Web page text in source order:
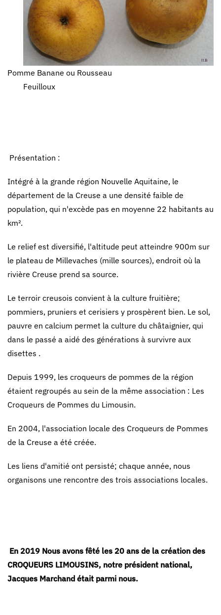
Pomme Banane ou Rousseau
Feuilloux
Présentation :
Intégré à la grande région Nouvelle Aquitaine, le
département de la Creuse a une densité faible de
population, qui n'excède pas en moyenne 22 habitants au
km².
Le relief est diversifié, l'altitude peut atteindre 900m sur
le plateau de Millevaches (mille sources), endroit où la
rivière Creuse prend sa source.
Le terroir creusois convient à la culture fruitière;
pommiers, pruniers et cerisiers y prospèrent bien. Le sol,
pauvre en calcium permet la culture du châtaignier, qui
dans le passé a aidé des générations à survivre aux
disettes .
Depuis 1999, les croqueurs de pommes de la région
étaient regroupés au sein de la même association : Les
Croqueurs de Pommes du Limousin.
En 2004, l'association locale des Croqueurs de Pommes
de la Creuse a été créée.
Les liens d'amitié ont persisté; chaque année, nous
organisons une rencontre des trois associations locales.
En 2019 Nous avons fêté les 20 ans de la création des
CROQUEURS LIMOUSINS, notre président national,
Jacques Marchand était parmi nous.